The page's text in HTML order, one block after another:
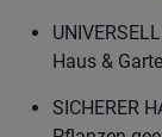
Haus &
SICHERER